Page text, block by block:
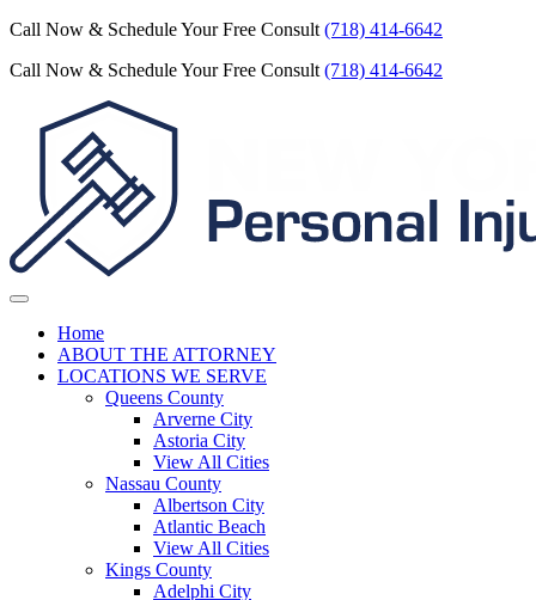
Call Now & Schedule Your Free Consult (718) 414-6642
Call Now & Schedule Your Free Consult (718) 414-6642
Home
ABOUT THE ATTORNEY
LOCATIONS WE SERVE
Queens County
Arverne City
Astoria City
View All Cities
Nassau County
Albertson City
Atlantic Beach
View All Cities
Kings County
Adelphi City